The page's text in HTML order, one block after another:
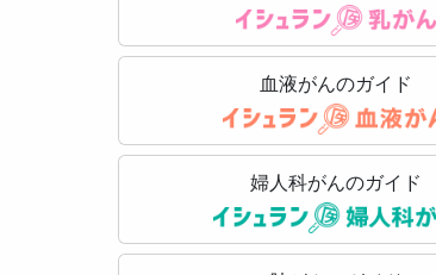
血液がんのガイド
婦人科がんのガイド